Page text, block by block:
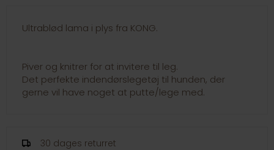
Ultrablød lama i plys fra KONG.
Piver og knitrer for at invitere til leg.
Det perfekte indendørslegetøj til hunden, der
gerne vil have noget at putte/lege med.
30 dages returret